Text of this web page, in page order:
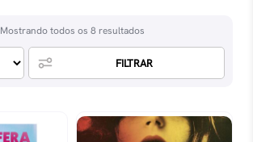
Mostrando todos os 8 resultados
FILTRAR